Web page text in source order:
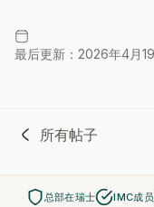
最后更新：2026年4月
所有帖子
总部在瑞士 IMC成员